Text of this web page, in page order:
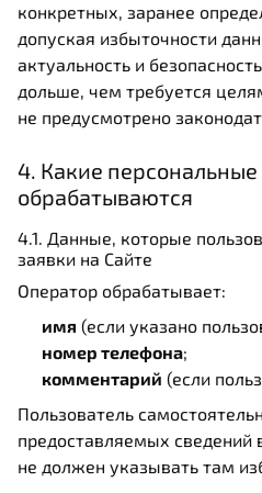
конкретных, заранее
допуская избыточности
актуальность и
дольше, чем требуется
не предусмотрено
4. Какие
обрабатываются
4.1. Данные, которые
заявки на Сайте
Оператор обрабатывает:
имя (если указано
номер телефона;
комментарий (если
Пользователь
предоставляемых сведений
не должен указывать там